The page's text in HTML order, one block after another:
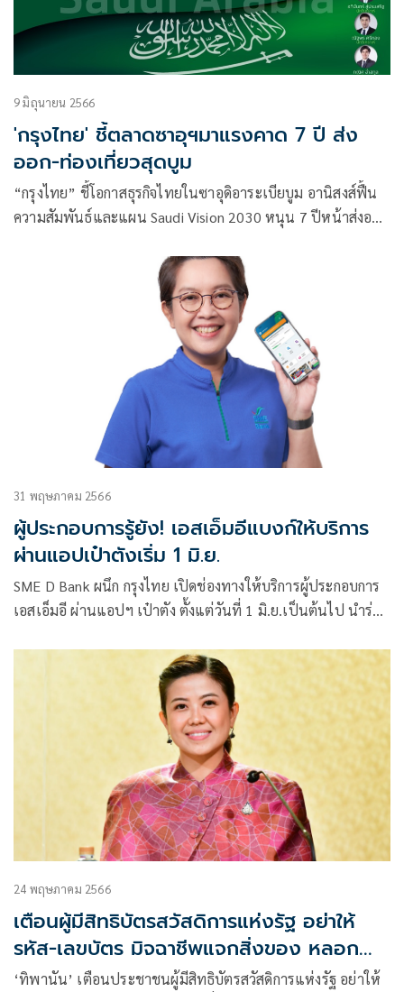
9 มิถุนายน 2566
'กรุงไทย' ชี้ตลาดซาอุฯมาแรงคาด 7 ปี ส่ง
ออก-ท่องเที่ยวสุดบูม
“กรุงไทย” ชี้โอกาสธุรกิจไทยในซาอุดิอาระเบียบูม อานิสงส์ฟื้น
ความสัมพันธ์และแผน Saudi Vision 2030 หนุน 7 ปีหน้าส่งออก
31 พฤษภาคม 2566
ผู้ประกอบการรู้ยัง! เอสเอ็มอีแบงก์ให้บริการ
ผ่านแอปเป๋าตังเริ่ม 1 มิ.ย.
SME D Bank ผนึก กรุงไทย เปิดช่องทางให้บริการผู้ประกอบการ
เอสเอ็มอี ผ่านแอปฯ เป๋าตัง ตั้งแต่วันที่ 1 มิ.ย.เป็นต้นไป นำร่อง
24 พฤษภาคม 2566
เตือนผู้มีสิทธิบัตรสวัสดิการแห่งรัฐ อย่าให้
รหัส-เลขบัตร มิจฉาชีพแจกสิ่งของ หลอก
โอนเงิน
‘ทิพานัน’ เตือนประชาชนผู้มีสิทธิบัตรสวัสดิการแห่งรัฐ อย่าให้